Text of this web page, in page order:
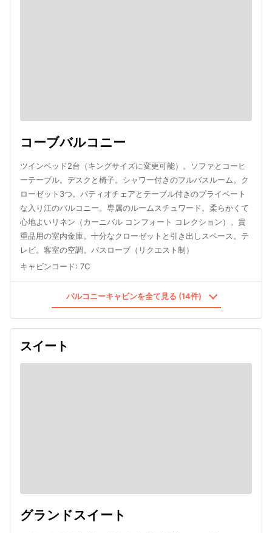
コーブバルコニー
ツインベッド2台（キングサイズに変更可能）。ソファとコーヒ
ーテーブル。デスクと椅子。シャワー付きのフルバスルーム。ク
ローゼット3つ。パティオチェアとテーブル付きのプライベート
な入り江のバルコニー。専属のルームスチュワード。柔らかくて
心地よいリネン（カーニバル コンフォート コレクション）。貴
重品用の室内金庫。十分なクローゼットと引き出しスペース。テ
レビ。客室の空調。バスローブ（リクエスト制）
キャビンコード: 7C
バルコニーキャビンを全て見る (14件)
スイート
グランドスイート